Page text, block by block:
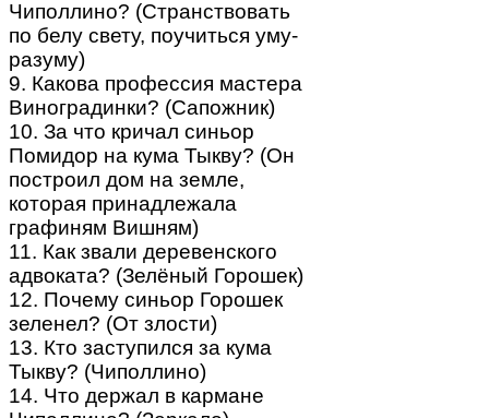
Чиполлино? (Странствовать
по белу свету, поучиться уму-
разуму)
9. Какова профессия мастера
Виноградинки? (Сапожник)
10. За что кричал синьор
Помидор на кума Тыкву? (Он
построил дом на земле,
которая принадлежала
графиням Вишням)
11. Как звали деревенского
адвоката? (Зелёный Горошек)
12. Почему синьор Горошек
зеленел? (От злости)
13. Кто заступился за кума
Тыкву? (Чиполлино)
14. Что держал в кармане